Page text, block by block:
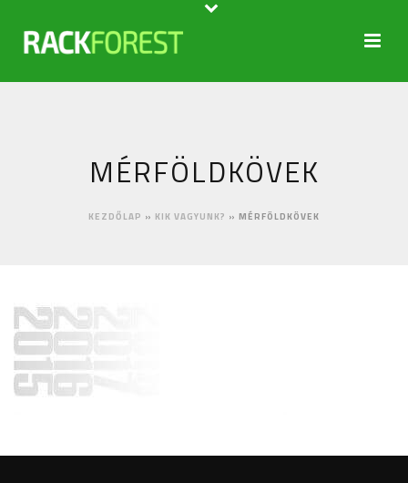
MÉRFÖLDKÖVEK
KEZDŐLAP » KIK VAGYUNK? » MÉRFÖLDKÖVEK